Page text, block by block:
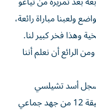
ولعبنا مباراة رائعة،
وهذا فخر كبير لنا.
الرائع أن نعلم أننا
سجل أسد تشيلسي
فيرناديز الهدف الثاني للتانغو في الدقيقة 12 من جهد جماعي